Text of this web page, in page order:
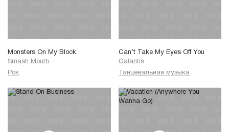
Monsters On My Block
Smash Mouth
Рок
Can’t Take My Eyes Off You
Galantis
Танцевальная музыка